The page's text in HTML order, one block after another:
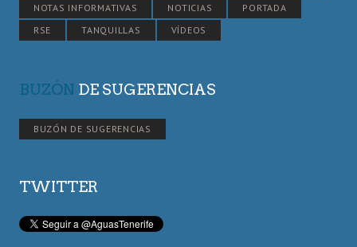
NOTAS INFORMATIVAS
NOTICIAS
PORTADA
RSE
TANQUILLAS VÍDEOS
BUZÓN DE SUGERENCIAS
BUZÓN DE SUGERENCIAS
TWITTER